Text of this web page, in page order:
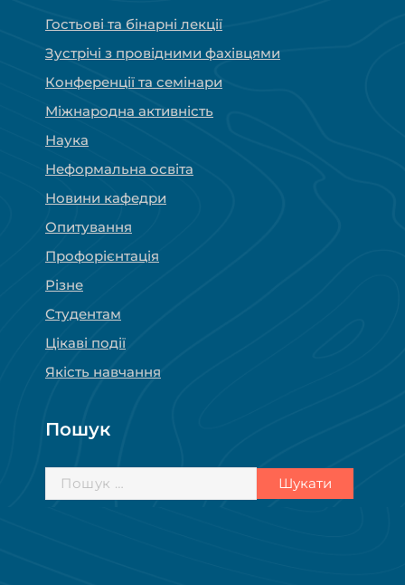
Гостьові та бінарні лекції
Зустрічі з провідними фахівцями
Конференції та семінари
Міжнародна активність
Наука
Неформальна освіта
Новини кафедри
Опитування
Профорієнтація
Різне
Студентам
Цікаві події
Якість навчання
Пошук
Пошук: